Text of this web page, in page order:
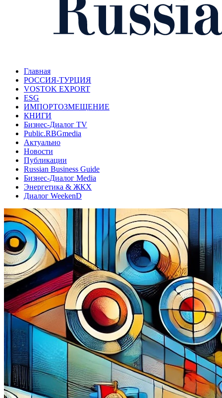
Главная
РОССИЯ-ТУРЦИЯ
VOSTOK EXPORT
ESG
ИМПОРТОЗМЕЩЕНИЕ
КНИГИ
Бизнес-Диалог TV
Public.RBGmedia
Актуально
Новости
Публикации
Russian Business Guide
Бизнес-Диалог Media
Энергетика & ЖКХ
Диалог WeekenD